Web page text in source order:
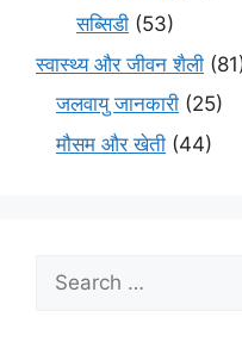
सब्सिडी (53)
स्वास्थ्य और जीवन शैली
जलवायु जानकारी (25)
मौसम और खेती (44)